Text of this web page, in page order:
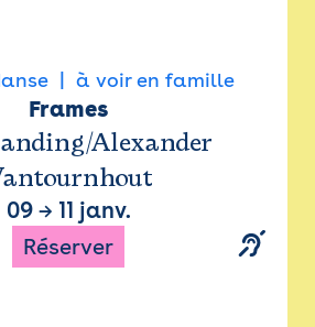
à voir en famille
Frames
Alexander
09→ 11 janv.
Réserver